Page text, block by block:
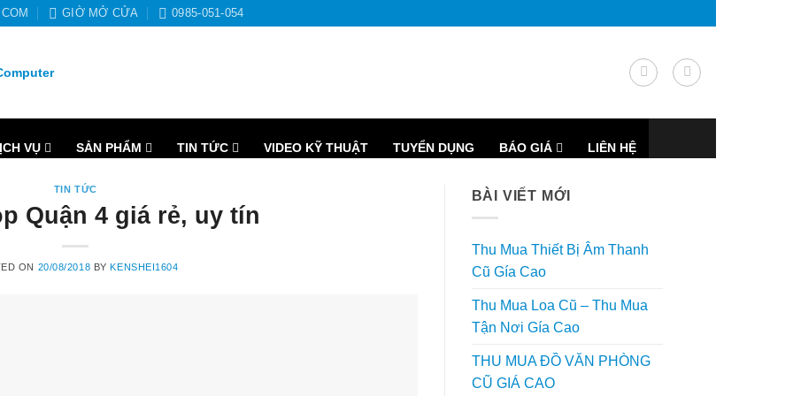
GIỜ MỞ CỬA 0985-051-054
VỤ SẢN PHẨM TIN TỨC VIDEO KỸ THUẬT TUYỂN DỤNG BÁO GIÁ LIÊN HỆ
TIN TỨC
Quận 4 giá rẻ, uy tín
ON 20/08/2018 BYKENSHEI1604
BÀI VIẾT MỚI
Thu Mua Thiết Bị Âm Thanh
Cũ Gía Cao
Thu Mua Loa Cũ – Thu Mua
Tận Nơi Gía Cao
THU MUA ĐỒ VĂN PHÒNG
CŨ GIÁ CAO